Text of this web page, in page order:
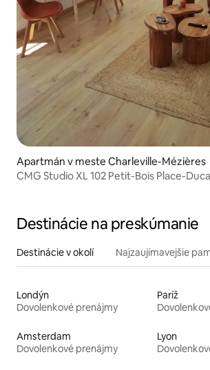
Apartmán v meste Charleville-Mézières
CMG Studio XL 102 Petit-Bois Place-
Destinácie na preskúmanie
Destinácie v okolí Najzaujímavejšie
Londýn
Dovolenkové prenájmy
Paríž
Amsterdam
Dovolenkové prenájmy
Lyon